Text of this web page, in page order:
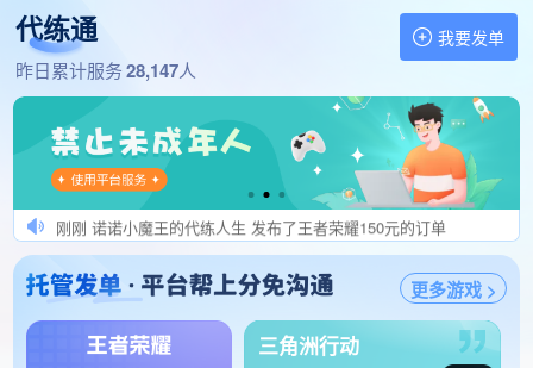
代练通
昨日累计服务28,147人
我要发单
找代练,做代练 就上代练通
刚刚 都是肥单速度接 发布了冒险岛怀旧服480元的订单
刚刚 Ds发肥单秒验收 发布了王者荣耀280元的订单
刚刚 诺诺小魔王的代练人生 发布了王者荣耀150元的订单
刚刚 禁伪实力来价好 发布了英雄联盟手游150元的订单
刚刚 飞一样的感觉陪玩 发布了三角洲行动165元的订单
刚刚 棠棠发肥单秒验收 发布了冒险岛怀旧服220元的订单
刚刚 小硕发肥单秒验收 发布了王者荣耀197元的订单
1分钟前 不一代练工作室 发布了英雄联盟手游160元的订单
1分钟前 肥单 伪代别送 发布了王者荣耀100元的订单
1分钟前 下路高手（保证效率） 发布了三角洲行动240元的订单
1分钟前 我是伪代。。。 发布了三角洲行动330元的订单
更多游戏 >
三角洲行动